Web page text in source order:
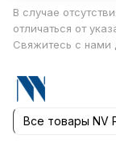
В случае
отличаться от
Свяжитесь с нами
Все товары NV